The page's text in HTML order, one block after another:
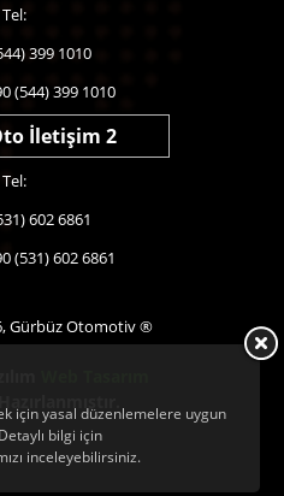
için yasal düzenlemelere uygun
bilgi için
inceleyebilirsiniz.
Tel:
399 1010
(544) 399 1010
İletişim 2
Tel:
602 6861
(531) 602 6861
Gürbüz Otomotiv ®